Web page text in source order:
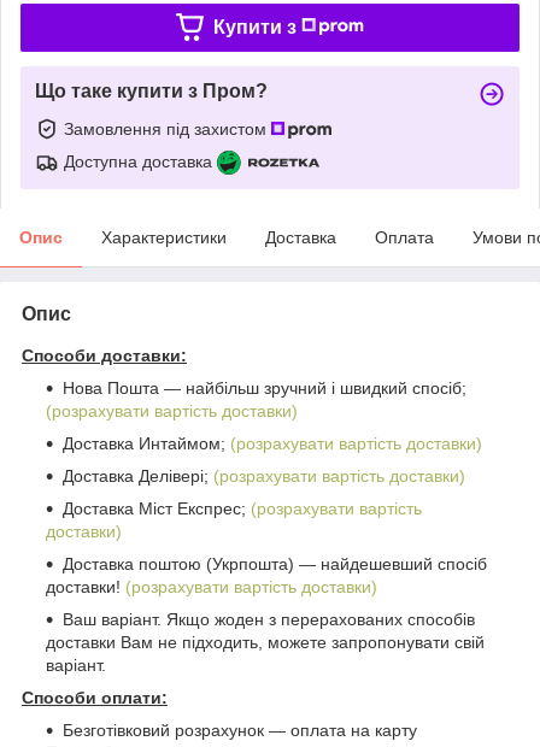
Купити з
Що таке купити з Пром?
Замовлення під захистом
Доступна доставка
Опис Характеристики Доставка Оплата Умови
Опис
Способи доставки:
Нова Пошта ― найбільш зручний і швидкий спосіб;
(розрахувати вартість доставки)
Доставка Интаймом; (розрахувати вартість доставки)
Доставка Делівері; (розрахувати вартість доставки)
Доставка Міст Експрес; (розрахувати вартість
доставки)
Доставка поштою (Укрпошта) ― найдешевший спосіб
доставки! (розрахувати вартість доставки)
Ваш варіант. Якщо жоден з перерахованих способів
доставки Вам не підходить, можете запропонувати свій
варіант.
Способи оплати:
Безготівковий розрахунок ― оплата на карту